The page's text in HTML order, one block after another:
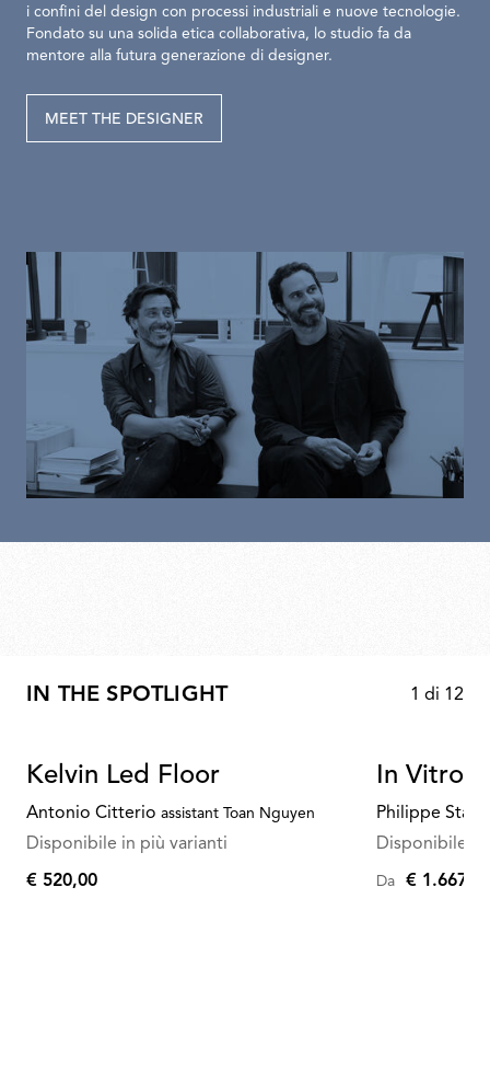
i confini del design con processi industriali e nuove tecnologie.
Fondato su una solida etica collaborativa, lo studio fa da
mentore alla futura generazione di designer.
MEET THE DESIGNER
IN THE SPOTLIGHT 1 di 12
Kelvin Led Floor
Antonio Citterio assistant Toan Nguyen
Disponibile in più varianti
€
€ 520,00
In Vitro
Philippe
Disponibile
Da €